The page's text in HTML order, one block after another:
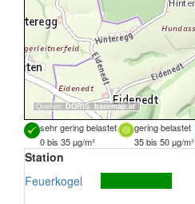
Quellen: DORIS, basemap.at
sehr gering belastet gering belastet
0 bis 35 µg/m³
35 bis 50 µg/m³
Station
Feuerkogel